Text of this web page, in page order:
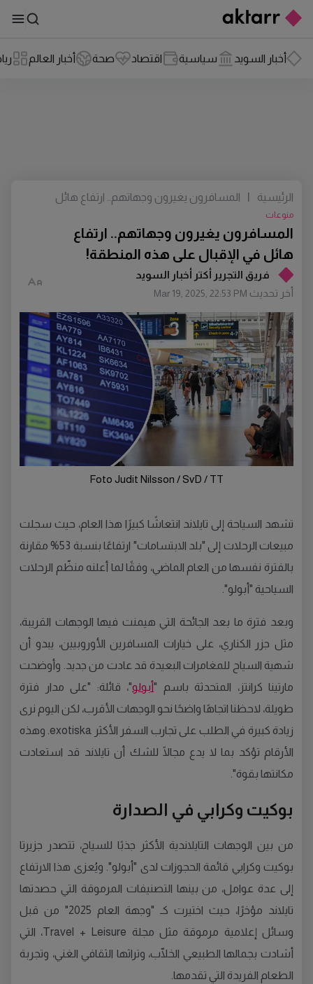
أخبار السويد سياسية اقتصاد صحة أخبار العالم
فريق التجرير أكتر أخبار السويد
أخر تحديث Mar 19, 2025, 22:53 PM
المسافرون يغيرون وجهاتهم.. ارتفاع
هائل في الإقبال على هذه المنطقة!
منوعات
الرئيسية
المسافرون يغيرون وجهاتهم.. ارتفاع هائل
Foto Judit Nilsson / SvD / TT
تشهد السياحة إلى تايلاند انتعاشًا كبيرًا هذا العام، حيث سجلت
مبيعات الرحلات إلى "بلد الابتسامات" ارتفاعًا بنسبة 53% مقارنة
بالفترة نفسها من العام الماضي، وفقًا لما أعلنه منظّم الرحلات
السياحية "أبولو".
وبعد فترة ما بعد الجائحة التي هيمنت فيها الوجهات القريبة،
مثل جزر الكناري، على خيارات المسافرين الأوروبيين، يبدو أن
شهية السياح للمغامرات البعيدة قد عادت من جديد. وأوضحت
مارتينا كرانتز، المتحدثة باسم "أبولو"، قائلة: "على مدار فترة
طويلة، لاحظنا اتجاهًا واضحًا نحو الوجهات الأقرب، لكن اليوم نرى
زيادة كبيرة في الطلب على تجارب السفر الأكثر exotiska. وهذه
الأرقام تؤكد بما لا يدع مجالًا للشك أن تايلاند قد استعادت
مكانتها بقوة".
بوكيت وكرابي في الصدارة
من بين الوجهات التايلاندية الأكثر جذبًا للسياح، تتصدر جزيرتا
بوكيت وكرابي قائمة الحجوزات لدى "أبولو". ويُعزى هذا الارتفاع
إلى عدة عوامل، من بينها التصنيفات المرموقة التي حصدتها
تايلاند مؤخرًا، حيث اختيرت كـ "وجهة العام 2025" من قبل
وسائل إعلامية مرموقة مثل مجلة Travel + Leisure، التي
أشادت بجمالها الطبيعي الخلّاب، وتراثها الثقافي الغني، وتجربة
الطعام الفريدة التي تقدمها.